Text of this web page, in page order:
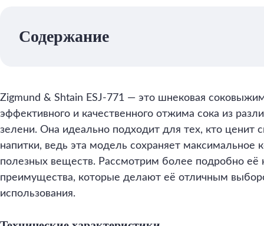
Содержание
Zigmund & Shtain ESJ-771 — это шнековая
эффективного и качественного отжима сока из
зелени. Она идеально подходит для тех, кто ценит
напитки, ведь эта модель сохраняет максимальное
полезных веществ. Рассмотрим более подробно её
преимущества, которые делают её отличным
использования.